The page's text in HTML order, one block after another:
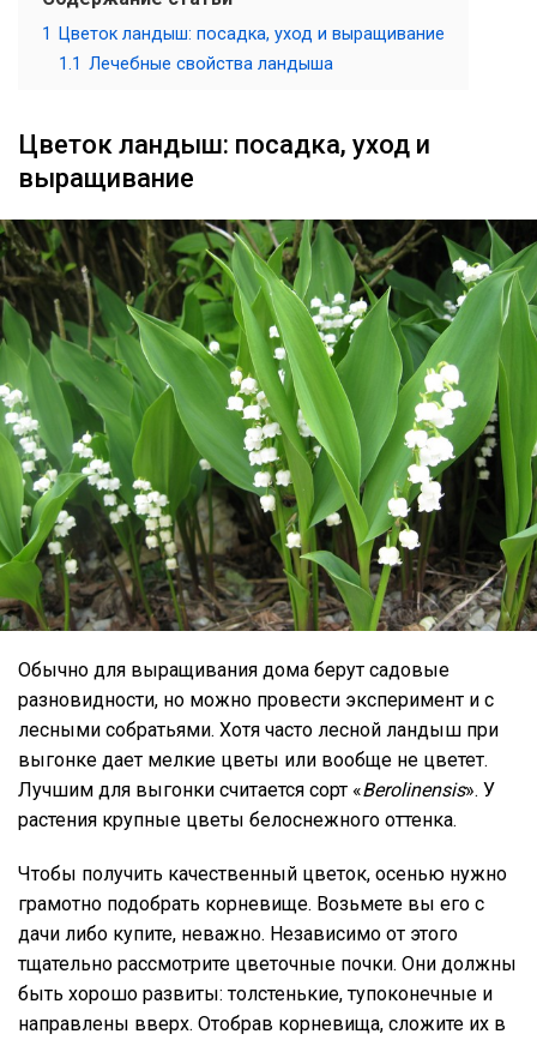
1
Цветок ландыш: посадка, уход и выращивание
1.1 Лечебные свойства ландыша
Цветок ландыш: посадка, уход и
выращивание
Обычно для выращивания дома берут садовые
разновидности, но можно провести эксперимент и с
лесными собратьями. Хотя часто лесной ландыш при
выгонке дает мелкие цветы или вообще не цветет.
Лучшим для выгонки считается сорт «Berolinensis». У
растения крупные цветы белоснежного оттенка.
Чтобы получить качественный цветок, осенью нужно
грамотно подобрать корневище. Возьмете вы его с
дачи либо купите, неважно. Независимо от этого
тщательно рассмотрите цветочные почки. Они должны
быть хорошо развиты: толстенькие, тупоконечные и
направлены вверх. Отобрав корневища, сложите их в